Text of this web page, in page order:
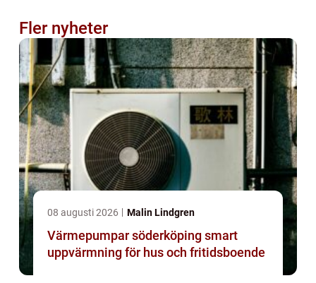
Fler nyheter
08 augusti 2026 Malin Lindgren
Värmepumpar söderköping smart
uppvärmning för hus och fritidsboende